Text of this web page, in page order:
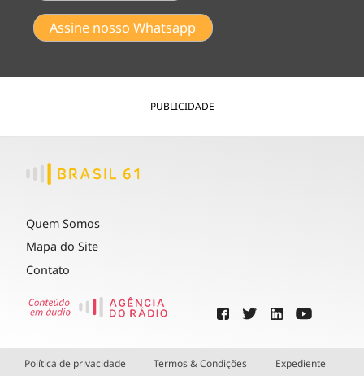
Assine nosso Whatsapp
PUBLICIDADE
Quem Somos
Mapa do Site
Contato
Política de privacidade Termos & Condições Expediente